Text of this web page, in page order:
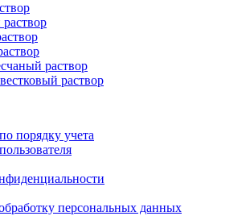
раствор
раствор
порядку учета
персональных данных